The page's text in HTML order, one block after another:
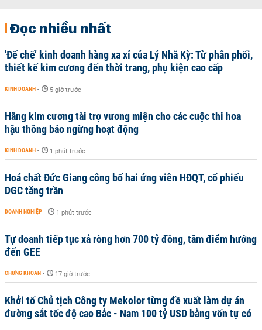
Đọc nhiều nhất
'Đế chế’ kinh doanh hàng xa xỉ của Lý Nhã Kỳ: Từ phân phối,
thiết kế kim cương đến thời trang, phụ kiện cao cấp
KINH DOANH - 5 giờ trước
Hãng kim cương tài trợ vương miện cho các cuộc thi hoa
hậu thông báo ngừng hoạt động
KINH DOANH - 1 phút trước
Hoá chất Đức Giang công bố hai ứng viên HĐQT, cổ phiếu
DGC tăng trần
DOANH NGHIỆP - 1 phút trước
Tự doanh tiếp tục xả ròng hơn 700 tỷ đồng, tâm điểm hướng
đến GEE
CHỨNG KHOÁN - 17 giờ trước
Khởi tố Chủ tịch Công ty Mekolor từng đề xuất làm dự án
đường sắt tốc độ cao Bắc - Nam 100 tỷ USD bằng vốn tự có